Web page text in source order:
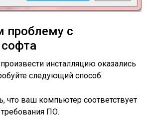
проблему с
инсталляцию оказались
следующий способ:
что ваш компьютер соответствует
ПО.